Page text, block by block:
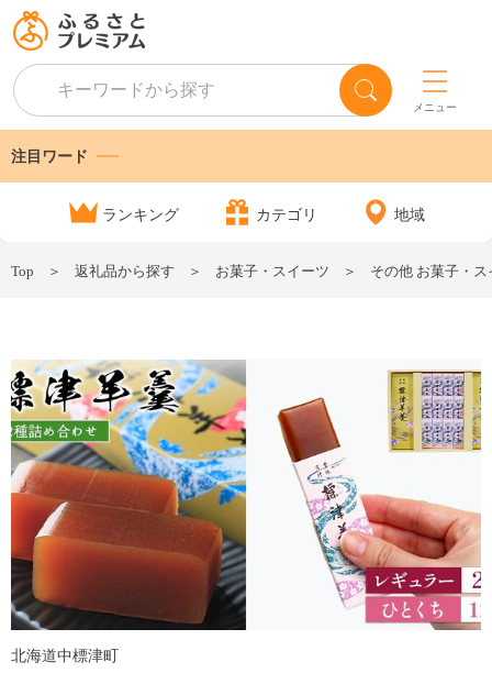
メニュー
注目ワード
ランキング カテゴリ 地域
Top 返礼品から探す お菓子・スイーツ その他 お菓子・ス
北海道中標津町